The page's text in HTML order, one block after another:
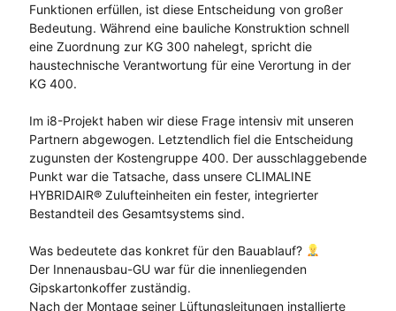
Funktionen erfüllen, ist diese Entscheidung von großer
Bedeutung. Während eine bauliche Konstruktion schnell
eine Zuordnung zur KG 300 nahelegt, spricht die
haustechnische Verantwortung für eine Verortung in der
KG 400.
Im i8-Projekt haben wir diese Frage intensiv mit unseren
Partnern abgewogen. Letztendlich fiel die Entscheidung
zugunsten der Kostengruppe 400. Der ausschlaggebende
Punkt war die Tatsache, dass unsere CLIMALINE
HYBRIDAIR® Zulufteinheiten ein fester, integrierter
Bestandteil des Gesamtsystems sind.
Was bedeutete das konkret für den Bauablauf?
Der Innenausbau-GU war für die innenliegenden
Gipskartonkoffer zuständig.
Nach der Montage seiner Lüftungsleitungen installierte